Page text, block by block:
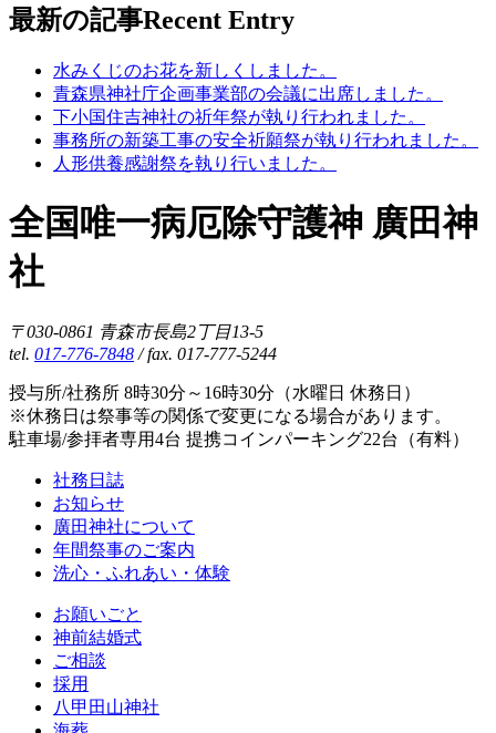
最新の記事Recent Entry
水みくじのお花を新しくしました。
青森県神社庁企画事業部の会議に出席しました。
下小国住吉神社の祈年祭が執り行われました。
事務所の新築工事の安全祈願祭が執り行われました。
人形供養感謝祭を執り行いました。
全国唯一病厄除守護神 廣田神
社
〒030-0861 青森市長島2丁目13-5
tel. 017-776-7848 / fax. 017-777-5244
授与所/社務所 8時30分～16時30分（水曜日 休務日）
※休務日は祭事等の関係で変更になる場合があります。
駐車場/参拝者専用4台 提携コインパーキング22台（有料）
社務日誌
お知らせ
廣田神社について
年間祭事のご案内
洗心・ふれあい・体験
お願いごと
神前結婚式
ご相談
採用
八甲田山神社